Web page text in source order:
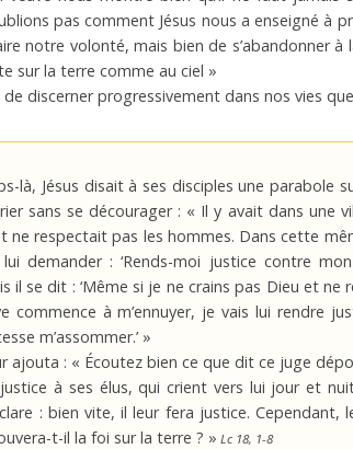
pas comment Jésus nous a enseigné à
notre volonté, mais bien de s’abandonner à
sur la terre comme au ciel »
de discerner progressivement dans nos vies
là, Jésus disait à ses disciples une parabole
sans se décourager : « Il y avait dans une
ne respectait pas les hommes. Dans cette
demander : ‘Rends-moi justice contre
il se dit : ‘Même si je ne crains pas Dieu et ne
commence à m’ennuyer, je vais lui rendre
m’assommer.’ »
ajouta : « Écoutez bien ce que dit ce juge
à ses élus, qui crient vers lui jour et
: bien vite, il leur fera justice. Cependant,
t-il la foi sur la terre ? » Lc 18, 1-8